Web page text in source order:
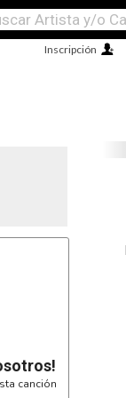
Inscripción
canción